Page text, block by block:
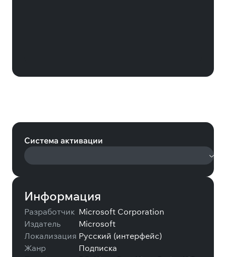
Система активации
Информация
Разработчик Microsoft Corporation
Издатель
Microsoft
Локализация Русский (интерфейс)
Жанр
Подписка